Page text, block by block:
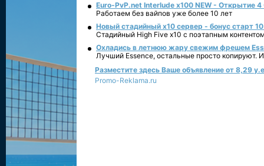
Euro-PvP.net Interlude х100 NEW - Открытие 4
Работаем без вайпов уже более 10 лет
Новый стадийный х10 сервер - бонус старт
Стадийный High Five x10 с поэтапным
Охладись в летнюю жару свежим фрешем
Лучший Essence, остальные просто копируют.
Разместите здесь Ваше объявление от 8,29
Promo-Reklama.ru